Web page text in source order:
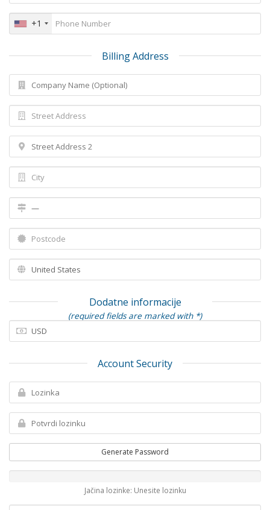
+1
Billing Address
Dodatne informacije
(required fields are marked with *)
Account Security
Generate Password
Jačina lozinke: Unesite lozinku